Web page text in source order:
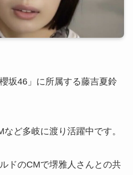
坂46」に所属する藤吉夏鈴
ど多岐に渡り活躍中です。
ドのCMで堺雅人さんとの共